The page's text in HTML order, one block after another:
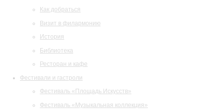
Как добраться
Визит в филармонию
История
Библиотека
Ресторан и кафе
Фестивали и гастроли
Фестиваль «Площадь Искусств»
Фестиваль «Музыкальная коллекция»